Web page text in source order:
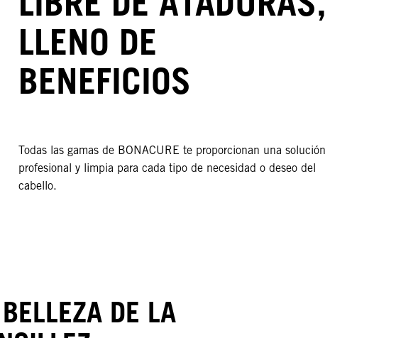
LLENO DE
BENEFICIOS
Todas las gamas de BONACURE te proporcionan una solución
profesional y limpia para cada tipo de necesidad o deseo del
cabello.
DE LA